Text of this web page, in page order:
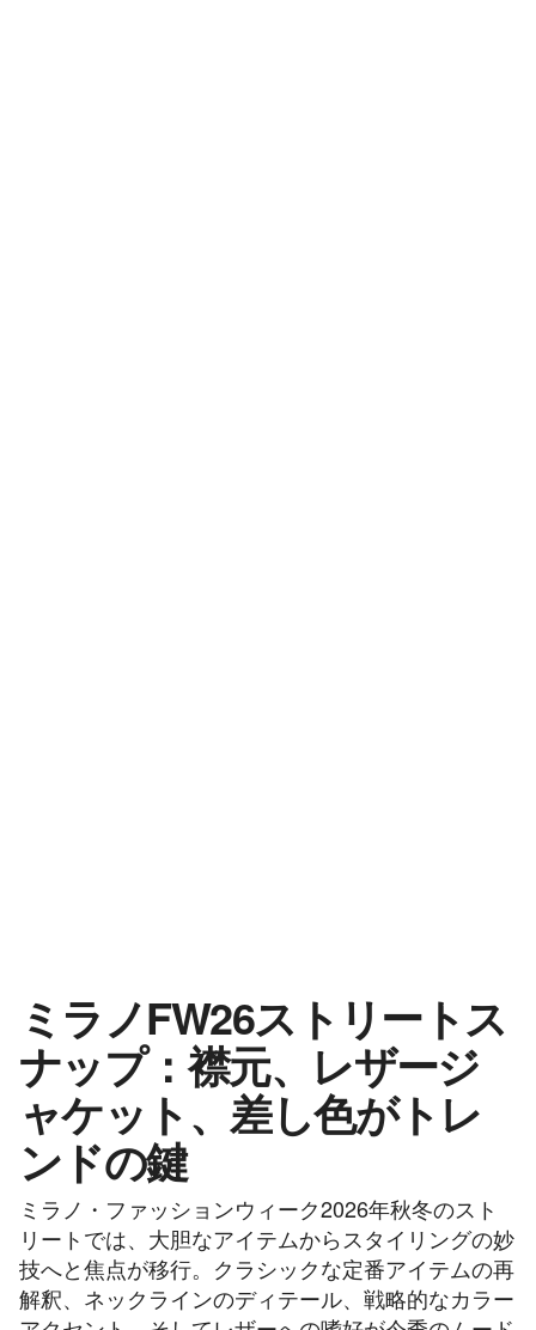
ミラノFW26ストリートス
ナップ：襟元、レザージ
ャケット、差し色がトレ
ンドの鍵
ミラノ・ファッションウィーク2026年秋冬のスト
リートでは、大胆なアイテムからスタイリングの妙
技へと焦点が移行。クラシックな定番アイテムの再
解釈、ネックラインのディテール、戦略的なカラー